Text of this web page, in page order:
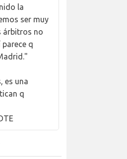
la
ser muy
árbitros no
q
es una
q